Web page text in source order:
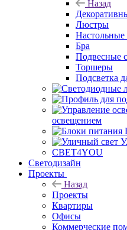
Назад
Люстры
Бра
Подвесные
Торшеры
Подсветка
освещением
СВЕТ4YOU
Светодизайн
Проекты
Назад
Проекты
Квартиры
Офисы
Коммерческие